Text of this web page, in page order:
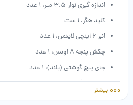
اندازه گیری نوار 3.5 متر، 1 عدد
کلید هگز، 1 ست
انبر 6 اینچی لاینمن، 1 عدد
چکش پنجه 8 اونس، 1 عدد
جای پیچ گوشتی (بلند)، 1 عدد
جای پیچ گوشتی (کوتاه)، 1 عدد
بیت، 20 عدد
بیشتر